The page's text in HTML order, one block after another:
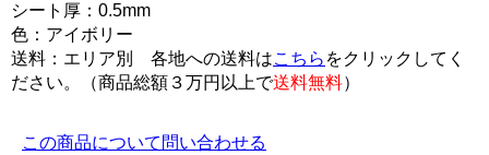
シート厚：0.5mm
色：アイボリー
送料：エリア別 各地への送料はこちら をクリックしてく
ださい。（商品総額３万円以上で送料無料）
この商品について問い合わせる